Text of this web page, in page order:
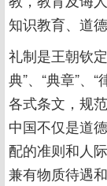
知识教育、道
礼制是王朝钦
典”、“典章”、“
各式条文，规
中国不仅是道
配的准则和人
兼有物质待遇